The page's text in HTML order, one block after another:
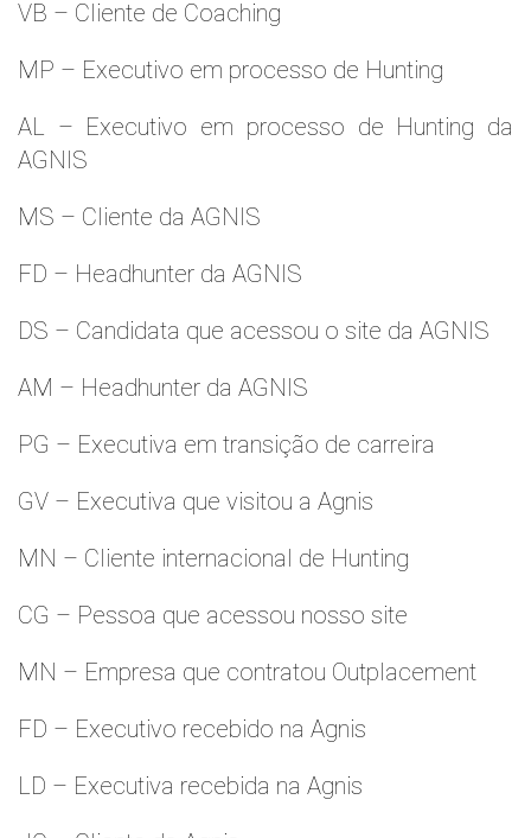
VB – Cliente de Coaching
MP – Executivo em processo de Hunting
AL – Executivo em processo de Hunting da
AGNIS
MS – Cliente da AGNIS
FD – Headhunter da AGNIS
DS – Candidata que acessou o site da AGNIS
AM – Headhunter da AGNIS
PG – Executiva em transição de carreira
GV – Executiva que visitou a Agnis
MN – Cliente internacional de Hunting
CG – Pessoa que acessou nosso site
MN – Empresa que contratou Outplacement
FD – Executivo recebido na Agnis
LD – Executiva recebida na Agnis